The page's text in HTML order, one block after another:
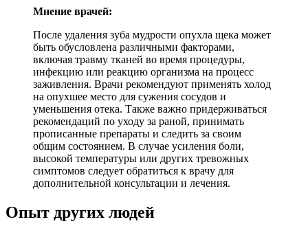
Мнение врачей:
После удаления зуба мудрости опухла щека может
быть обусловлена различными факторами,
включая травму тканей во время процедуры,
инфекцию или реакцию организма на процесс
заживления. Врачи рекомендуют применять холод
на опухшее место для сужения сосудов и
уменьшения отека. Также важно придерживаться
рекомендаций по уходу за раной, принимать
прописанные препараты и следить за своим
общим состоянием. В случае усиления боли,
высокой температуры или других тревожных
симптомов следует обратиться к врачу для
дополнительной консультации и лечения.
Опыт других людей